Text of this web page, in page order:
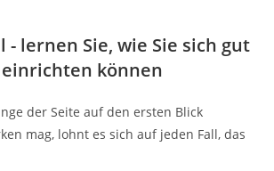
- lernen Sie, wie Sie sich gut
können
der Seite auf den ersten Blick
mag, lohnt es sich auf jeden Fall, das